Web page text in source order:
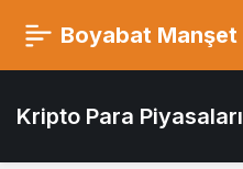
Boyabat Manşet
Kripto Para Piyasaları